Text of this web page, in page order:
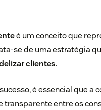
é um conceito que
se de uma estratégia
clientes.
é essencial que
transparente entre os